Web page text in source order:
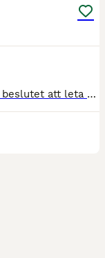
Det är med ett tungt hjärta jag har tagit beslutet att leta efter ett nytt hem till min egenuppfödda tjej. Hon är världens finaste tjej, men jag har insett att vi vill helt olika saker i livet. Jag sö